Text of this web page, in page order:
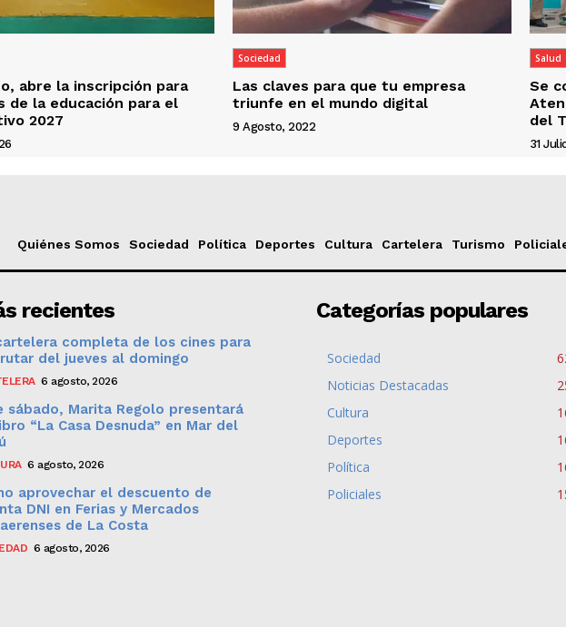
abre la inscripción para
de la educación para el
2027
Sociedad
Las claves para que tu empresa
triunfe en el mundo digital
9 Agosto, 2022
Salud
Se
del
31
Quiénes Somos Sociedad Política Deportes Cultura Cartelera Turismo
recientes
completa de los cines para
del jueves al domingo
6 agosto, 2026
sábado, Marita Regolo presentará
“La Casa Desnuda” en Mar del
6 agosto, 2026
aprovechar el descuento de
DNI en Ferias y Mercados
de La Costa
6 agosto, 2026
Categorías populares
Sociedad
Noticias Destacadas
Cultura
Deportes
Política
Policiales